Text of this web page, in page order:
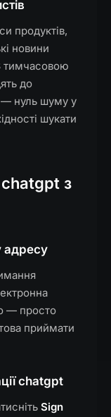
продуктів,
новини
тимчасовою
до
— нуль шуму у
шукати
з
адресу
— просто
приймати
chatgpt
Sign